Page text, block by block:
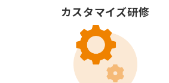
カスタマイズ研修